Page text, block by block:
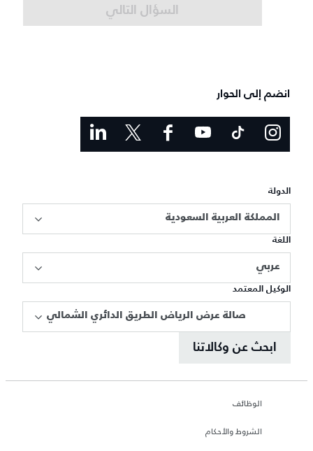
السؤال التالي
انضم إلى الحوار
الدولة
المملكة العربية السعودية
اللغة
عربي
الوكيل المعتمد
صالة عرض الرياض الطريق الدائري الشمالي
ابحث عن وكالاتنا
الوظائف
الشروط والأحكام